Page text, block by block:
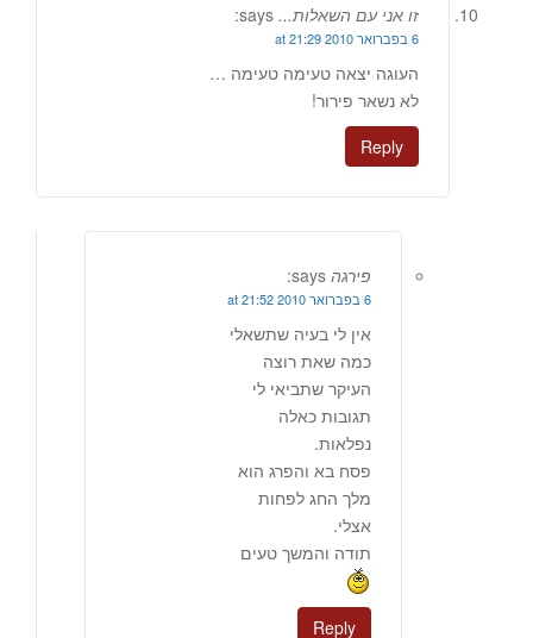
זו אני עם השאלות... says:
6 בפברואר 2010 at 21:29
העוגה יצאה טעימה טעימה …
לא נשאר פירור!
Reply
פירגה says:
6 בפברואר 2010 at 21:52
אין לי בעיה שתשאלי
כמה שאת רוצה
העיקר שתביאי לי
תגובות כאלה
נפלאות.
פסח בא והפרג הוא
מלך החג לפחות
אצלי.
תודה והמשך טעים
Reply